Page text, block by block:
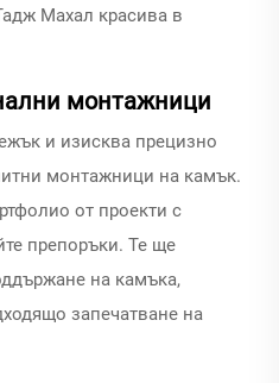
Махал красива в
монтажници
и изисква прецизно
монтажници на камък.
от проекти с
препоръки. Те ще
на камъка,
запечатване на